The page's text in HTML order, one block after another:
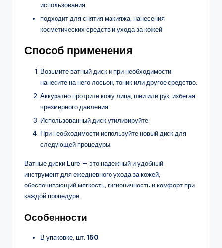
использования
подходит для снятия макияжа, нанесения
косметических средств и ухода за кожей
Способ применения
Возьмите ватный диск и при необходимости
нанесите на него лосьон, тоник или другое средство.
Аккуратно протрите кожу лица, шеи или рук, избегая
чрезмерного давления.
Использованный диск утилизируйте.
При необходимости используйте новый диск для
следующей процедуры.
Ватные диски Lure — это надежный и удобный
инструмент для ежедневного ухода за кожей,
обеспечивающий мягкость, гигиеничность и комфорт при
каждой процедуре.
Особенности
В упаковке, шт. 150